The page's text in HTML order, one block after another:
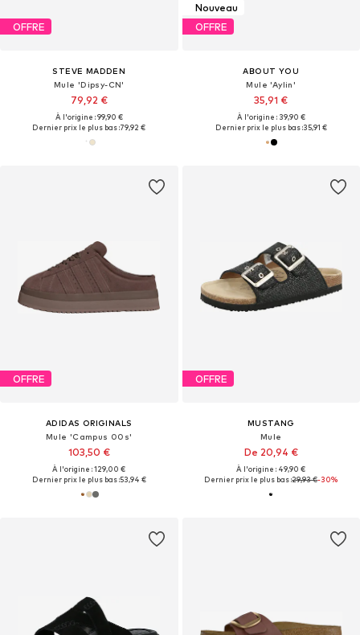
OFFRE
STEVE MADDEN
Mule 'Dipsy-CN'
79,92 €
À l'origine : 99,90 €
Dernier prix le plus bas :79,92 €
Nouveau
OFFRE
ABOUT YOU
Mule 'Aylin'
35,91 €
À l'origine : 39,90 €
Dernier prix le plus bas :35,91 €
OFFRE
ADIDAS ORIGINALS
Mule 'Campus 00s'
103,50 €
À l'origine : 129,00 €
Dernier prix le plus bas :53,94 €
OFFRE
MUSTANG
Mule
De 20,94 €
À l'origine : 49,90 €
Dernier prix le plus bas :29,93 €-30%